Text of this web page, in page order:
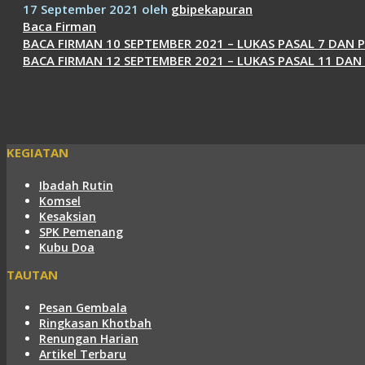
17 September 2021 oleh gbipekapuran
Kategori
Baca Firman
BACA FIRMAN 10 SEPTEMBER 2021 – LUKAS PASAL 7 DAN
BACA FIRMAN 12 SEPTEMBER 2021 – LUKAS PASAL 11
KEGIATAN
Ibadah Rutin
Komsel
Kesaksian
SPK Pemenang
Kubu Doa
TAUTAN
Pesan Gembala
Ringkasan Khotbah
Renungan Harian
Artikel Terbaru